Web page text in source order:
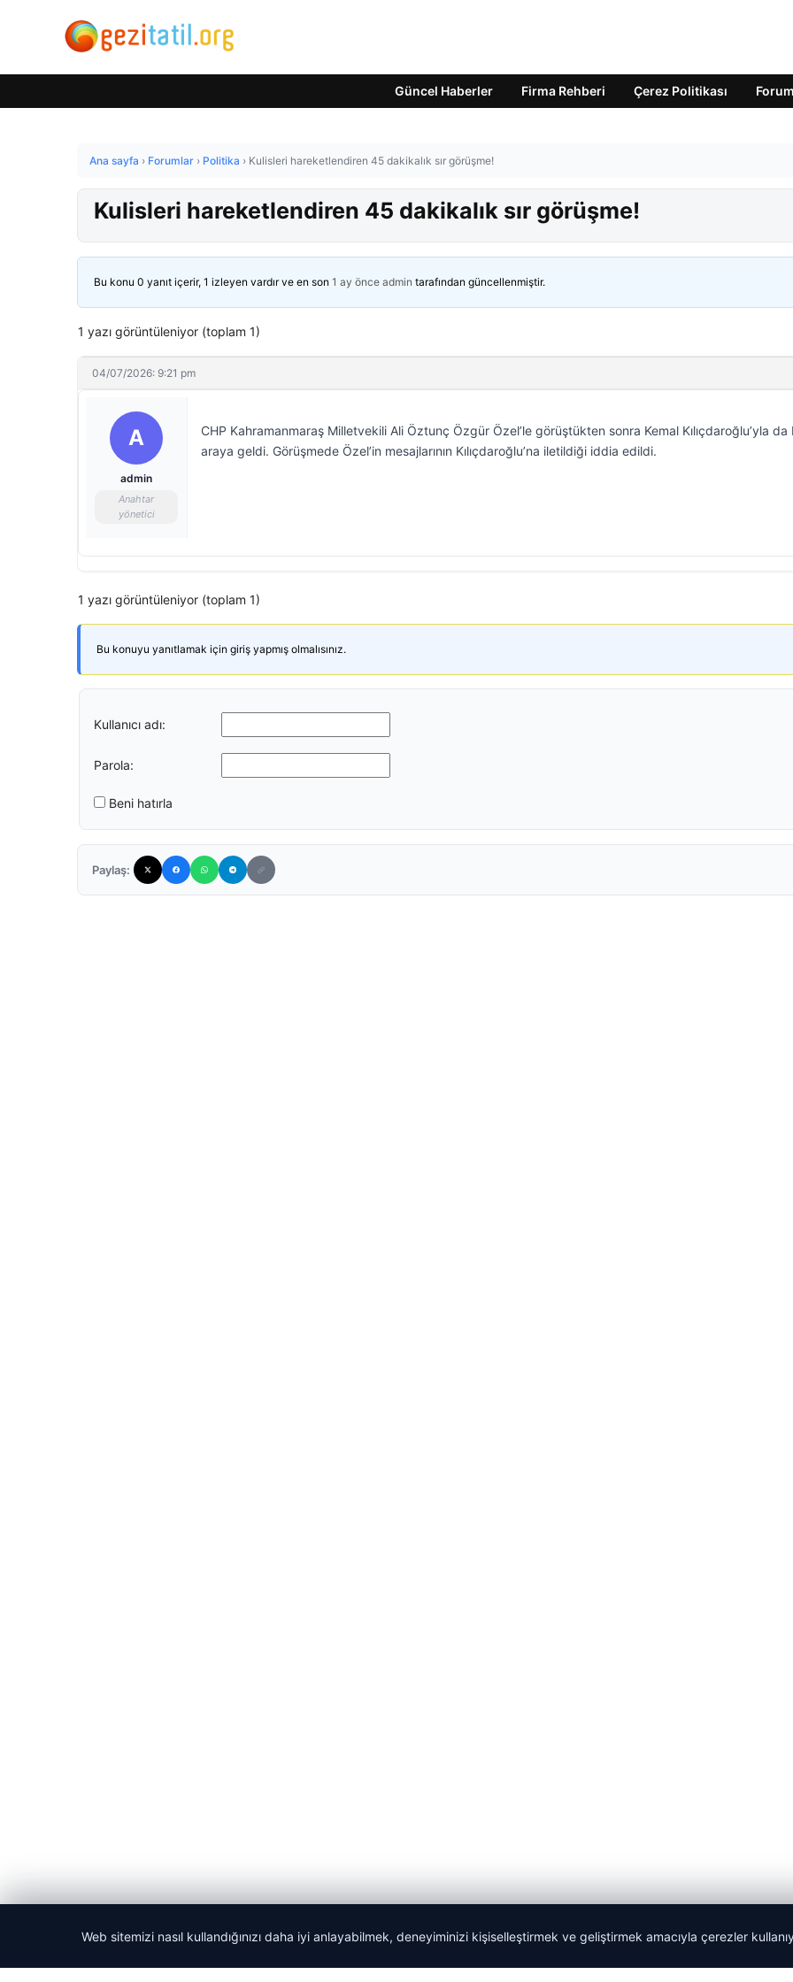
Güncel Haberler Firma Rehberi Çerez Politikası Forum
Ana sayfa › Forumlar › Politika › Kulisleri hareketlendiren 45 dakikalık sır görüşme!
Kulisleri hareketlendiren 45 dakikalık sır görüşme!
Bu konu 0 yanıt içerir, 1 izleyen vardır ve en son 1 ay önce admin tarafından güncellenmiştir.
1 yazı görüntüleniyor (toplam 1)
04/07/2026: 9:21 pm
A
admin
Anahtar
yönetici
CHP Kahramanmaraş Milletvekili Ali Öztunç Özgür Özel’le görüştükten sonra Kemal Kılıçdaroğlu’yla da
araya geldi. Görüşmede Özel’in mesajlarının Kılıçdaroğlu’na iletildiği iddia edildi.
1 yazı görüntüleniyor (toplam 1)
Bu konuyu yanıtlamak için giriş yapmış olmalısınız.
Kullanıcı adı:
Parola:
Beni hatırla
Paylaş:
© 2026 Gezi Tatil – Güncel Seyahat Haberleri
Web sitemizi nasıl kullandığınızı daha iyi anlayabilmek, deneyiminizi kişiselleştirmek ve geliştirmek amacıyla çerezler